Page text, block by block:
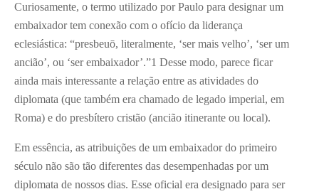
Curiosamente, o termo utilizado por Paulo para designar um
embaixador tem conexão com o ofício da liderança
eclesiástica: “presbeuō, literalmente, ‘ser mais velho’, ‘ser um
ancião’, ou ‘ser embaixador’.”1 Desse modo, parece ficar
ainda mais interessante a relação entre as atividades do
diplomata (que também era chamado de legado imperial, em
Roma) e do presbítero cristão (ancião itinerante ou local).
Em essência, as atribuições de um embaixador do primeiro
século não são tão diferentes das desempenhadas por um
diplomata de nossos dias. Esse oficial era designado para ser